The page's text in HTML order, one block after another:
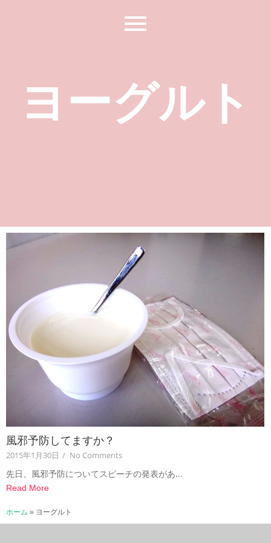
ヨーグルト
風邪予防してますか？
2015年1月30日 / No Comments
先日、風邪予防についてスピーチの発表があ...
Read More
ホーム » ヨーグルト